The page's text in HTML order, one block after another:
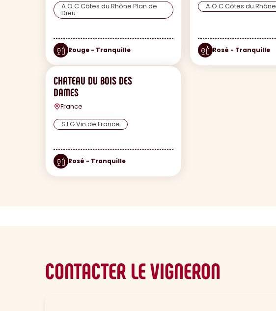
A.O.C Côtes du Rhône Plan de
Dieu
Rouge - Tranquille
A.O.C Côtes du Rhône
Rosé - Tranquille
CHATEAU DU BOIS DES
DAMES
France
S.I.G Vin de France
Rosé - Tranquille
CONTACTER LE VIGNERON